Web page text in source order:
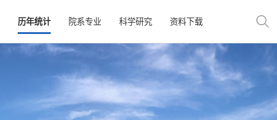
历年统计 院系专业 科学研究 资料下载